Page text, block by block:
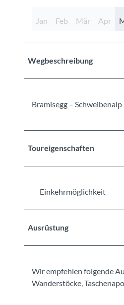
Jan Feb Mär Apr
Wegbeschreibung
Bramisegg –
Toureigenschaften
Einkehrmöglichkeit
Ausrüstung
Wir empfehlen folgende
Wanderstöcke,